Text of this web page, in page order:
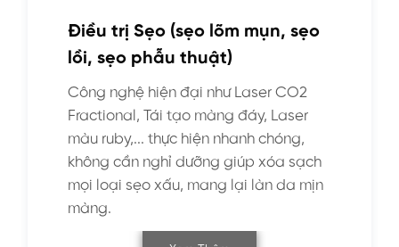
Điều trị Sẹo (sẹo lõm mụn, sẹo
lồi, sẹo phẫu thuật)
Công nghệ hiện đại như Laser CO2
Fractional, Tái tạo màng đáy, Laser
màu ruby,... thực hiện nhanh chóng,
không cần nghỉ dưỡng giúp xóa sạch
mọi loại sẹo xấu, mang lại làn da mịn
màng.